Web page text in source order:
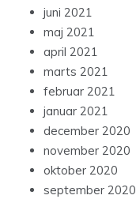
juni 2021
maj 2021
april 2021
marts 2021
februar 2021
januar 2021
december 2020
november 2020
oktober 2020
september 2020